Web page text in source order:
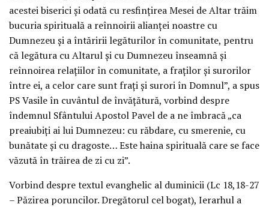
acestei biserici și odată cu resfințirea Mesei de Altar trăim
bucuria spirituală a reînnoirii alianței noastre cu
Dumnezeu și a întăririi legăturilor în comunitate, pentru
că legătura cu Altarul și cu Dumnezeu înseamnă și
reînnoirea relațiilor în comunitate, a fraților și surorilor
între ei, a celor care sunt frați și surori în Domnul”, a spus
PS Vasile în cuvântul de învățătură, vorbind despre
îndemnul Sfântului Apostol Pavel de a ne îmbracă „ca
preaiubiți ai lui Dumnezeu: cu răbdare, cu smerenie, cu
bunătate și cu dragoste… Este haina spirituală care se face
văzută în trăirea de zi cu zi”.
Vorbind despre textul evanghelic al duminicii (Lc 18,18-27
– Păzirea poruncilor. Dregătorul cel bogat), Ierarhul a